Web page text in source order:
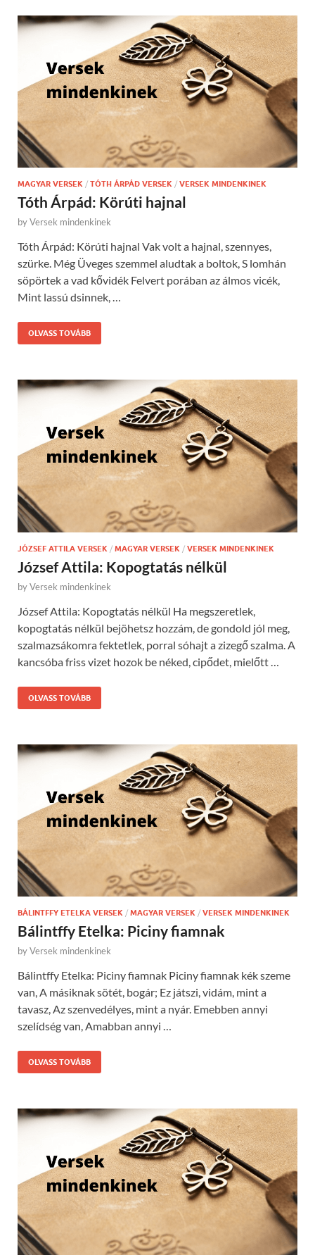
MAGYAR VERSEK / TÓTH ÁRPÁD VERSEK / VERSEK MINDENKINEK
Tóth Árpád: Körúti hajnal
byVersek mindenkinek
Tóth Árpád: Körúti hajnal Vak volt a hajnal, szennyes,
szürke. Még Üveges szemmel aludtak a boltok, S lomhán
söpörtek a vad kővidék Felvert porában az álmos vicék,
Mint lassú dsinnek, …
OLVASS TOVÁBB
JÓZSEF ATTILA VERSEK / MAGYAR VERSEK / VERSEK MINDENKINEK
József Attila: Kopogtatás nélkül
byVersek mindenkinek
József Attila: Kopogtatás nélkül Ha megszeretlek,
kopogtatás nélkül bejöhetsz hozzám, de gondold jól meg,
szalmazsákomra fektetlek, porral sóhajt a zizegő szalma. A
kancsóba friss vizet hozok be néked, cipődet, mielőtt …
OLVASS TOVÁBB
BÁLINTFFY ETELKA VERSEK / MAGYAR VERSEK / VERSEK MINDENKINEK
Bálintffy Etelka: Piciny fiamnak
byVersek mindenkinek
Bálintffy Etelka: Piciny fiamnak Piciny fiamnak kék szeme
van, A másiknak sötét, bogár; Ez játszi, vidám, mint a
tavasz, Az szenvedélyes, mint a nyár. Emebben annyi
szelídség van, Amabban annyi …
OLVASS TOVÁBB